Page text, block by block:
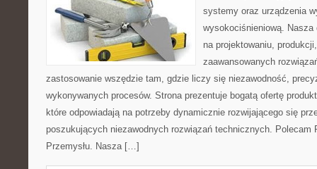
systemy oraz urządzenia
wysokociśnieniową. Nasza
na projektowaniu,
zaawansowanych
zastosowanie wszędzie tam, gdzie liczy się niezawodność,
wykonywanych procesów. Strona prezentuje bogatą ofertę
które odpowiadają na potrzeby dynamicznie rozwijającego się
poszukujących niezawodnych rozwiązań technicznych. Polecam
Przemysłu. Nasza […]